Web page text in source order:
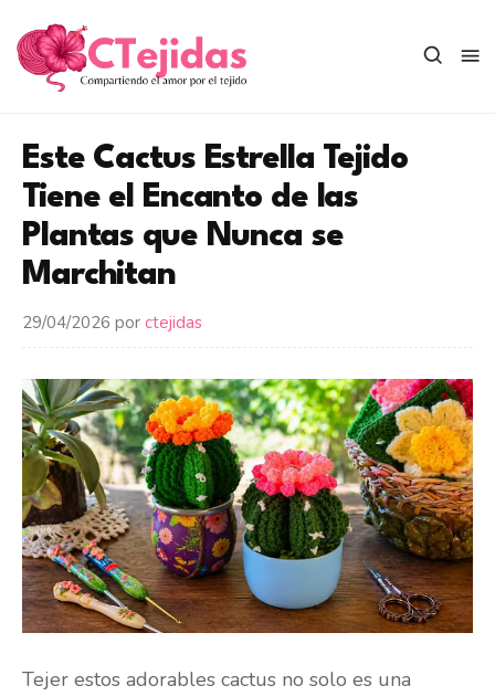
contenido
Este Cactus Estrella Tejido
Tiene el Encanto de las
Plantas que Nunca se
Marchitan
29/04/2026 por ctejidas
Tejer estos adorables cactus no solo es una